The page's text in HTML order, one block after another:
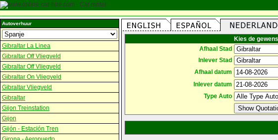
Autoverhuur
Gibraltar La Linea
Gibraltar Off Vliegveld
Gibraltar Off Vliegveld
Gibraltar On Vliegveld
Gibraltar Vliegveld
Gibraltar
Gijon Treinstation
Gijon
Gijón - Estación Tren
Kies de
Afhaal Stad
Inlever Stad
Afhaal datum
Inlever datum
Type Auto